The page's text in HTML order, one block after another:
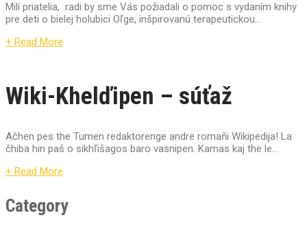
Milí priatelia, radi by sme Vás požiadali o pomoc s vydaním knihy
pre deti o bielej holubici Oľge, inšpirovanú terapeutickou...
+ Read More
Wiki-Khelďipen – súťaž
Ačhen pes the Tumen redaktorenge andre romaňi Wikipedija! La
čhiba hin paš o sikhľišagos baro vasnipen. Kamas kaj the le...
+ Read More
Category